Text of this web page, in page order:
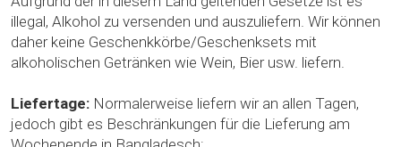
illegal, Alkohol zu versenden und auszuliefern. Wir können
daher keine Geschenkkörbe/Geschenksets mit
alkoholischen Getränken wie Wein, Bier usw. liefern.
Liefertage: Normalerweise liefern wir an allen Tagen,
jedoch gibt es Beschränkungen für die Lieferung am